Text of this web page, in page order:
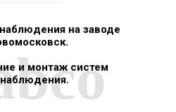
на заводе
и монтаж систем